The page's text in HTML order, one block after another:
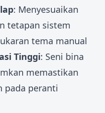
: Menyesuaikan
tetapan sistem
tema manual
Tinggi: Seni bina
memastikan
pada peranti